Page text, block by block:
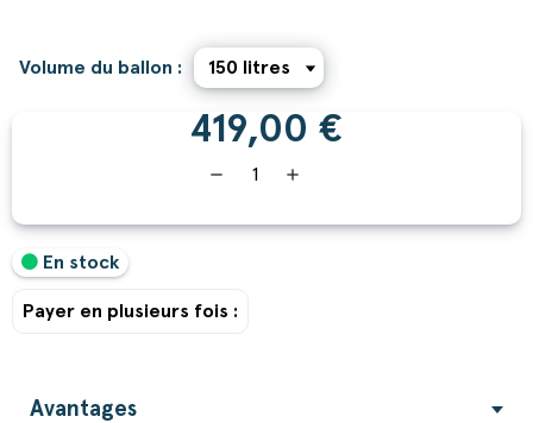
Volume du ballon :
419,00 €
remove add
En stock
Payer en plusieurs fois :
Avantages